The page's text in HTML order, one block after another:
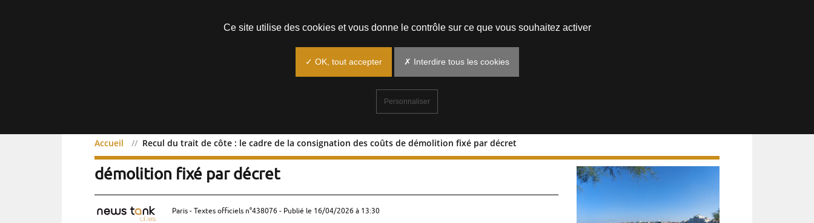
Accueil Recul du trait de côte : le cadre de la consignation des coûts de démolition fixé par décret
Recul du trait de côte : le cadre de la consignation des coûts de
démolition fixé par décret
Paris - Textes officiels n°438076 - Publié le 16/04/2026 à 13:30
Ce site utilise des cookies et vous donne le contrôle sur ce que vous souhaitez activer
✓ OK, tout accepter ✗ Interdire tous les cookies
Personnaliser